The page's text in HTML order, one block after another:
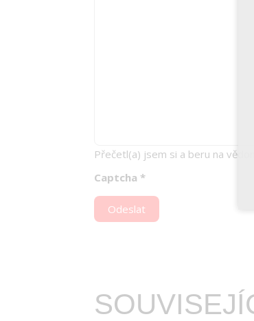
Přečetl(a) jsem si a beru na
Captcha *
Odeslat